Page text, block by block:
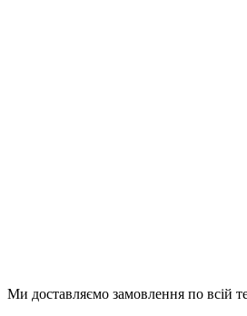
Ми доставляємо замовлення по всій